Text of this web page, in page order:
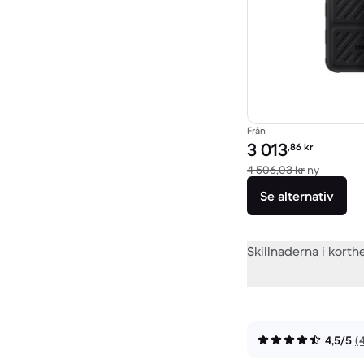
Från
Pris för
3 013,86 kr
4 506,03 kr nyJämfört
Se alternativ
Skillnaderna i
4,5/5